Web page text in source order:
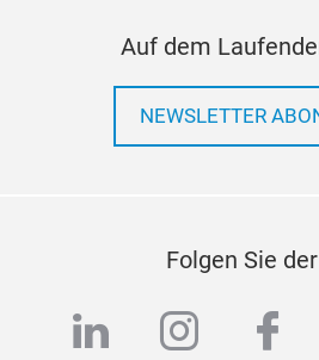
Auf dem
NEWSLETTER
Folgen Sie
linkedin